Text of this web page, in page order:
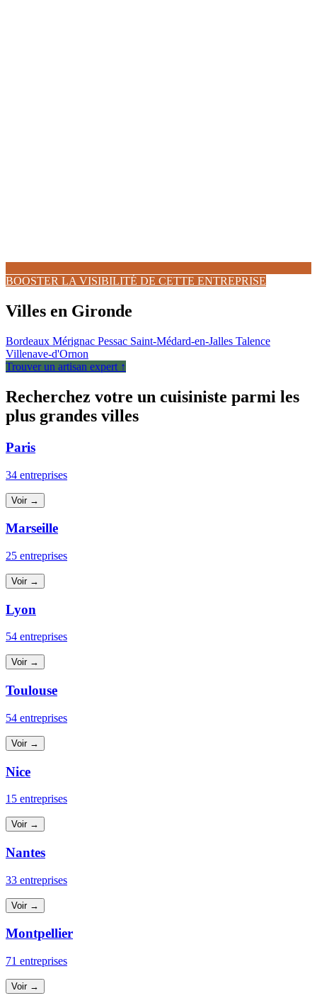
BOOSTER LA VISIBILITÉ DE CETTE ENTREPRISE
Villes en Gironde
Bordeaux Mérignac Pessac Saint-Médard-en-Jalles Talence
Villenave-d'Ornon
Trouver un artisan expert ↑
Recherchez votre un cuisiniste parmi les
plus grandes villes
Paris
34 entreprises
Voir →
Marseille
25 entreprises
Voir →
Lyon
54 entreprises
Voir →
Toulouse
54 entreprises
Voir →
Nice
15 entreprises
Voir →
Nantes
33 entreprises
Voir →
Montpellier
71 entreprises
Voir →